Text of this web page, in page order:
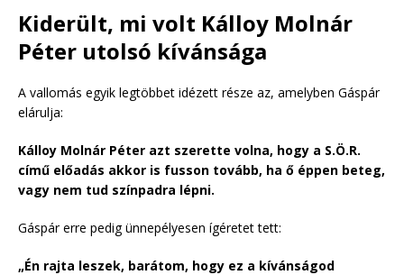
Kiderült, mi volt Kálloy Molnár
Péter utolsó kívánsága
A vallomás egyik legtöbbet idézett része az, amelyben Gáspár
elárulja:
Kálloy Molnár Péter azt szerette volna, hogy a S.Ö.R.
című előadás akkor is fusson tovább, ha ő éppen beteg,
vagy nem tud színpadra lépni.
Gáspár erre pedig ünnepélyesen ígéretet tett:
„Én rajta leszek, barátom, hogy ez a kívánságod